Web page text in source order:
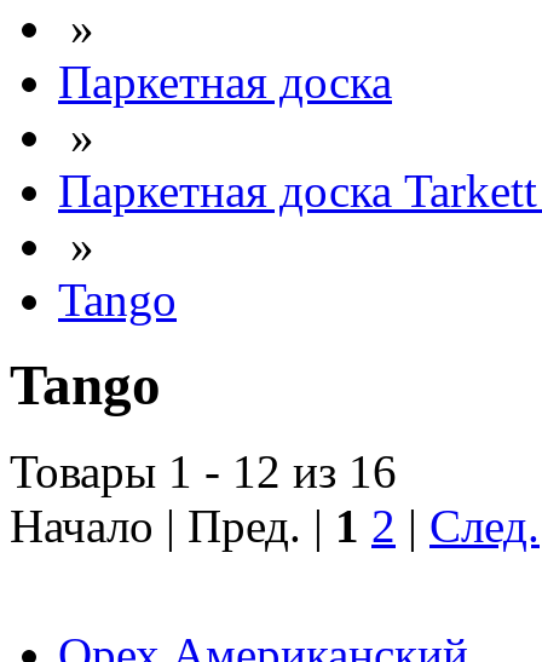
»
Паркетная доска
»
Паркетная доска
»
Tango
Tango
Товары 1 - 12 из 16
Начало | Пред. | 1 2 | След.